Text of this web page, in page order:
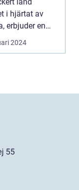
i hjärtat av
erbjuder en
bland...
2024